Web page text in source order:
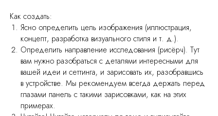
Как создать:
Ясно определить цель изображения (иллюстрация,
концепт, разработка визуального стиля и т. д.).
Определить направление исследования (рисёрч). Тут
вам нужно разобраться с деталями интересными для
вашей идеи и сеттинга, и зарисовать их, разобравшись
в устройстве. Мы рекомендуем всегда держать перед
глазами панель с такими зарисовками, как на этих
примерах.
Еще статьи по теме: